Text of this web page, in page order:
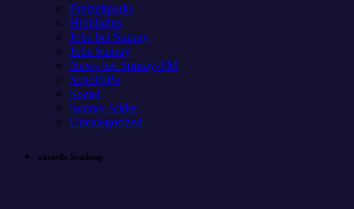
Freizeitparks
Highlights
Jobs bei Sunray
Jobs Sunray
News bei Sunray-FM
SchoBiPa
Sozial
Sunray Slider
Uncategorized
aktuelle Sendung